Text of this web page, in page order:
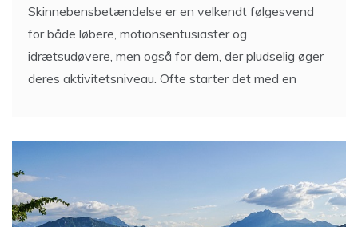
Skinnebensbetændelse er en velkendt følgesvend
for både løbere, motionsentusiaster og
idrætsudøvere, men også for dem, der pludselig øger
deres aktivitetsniveau. Ofte starter det med en